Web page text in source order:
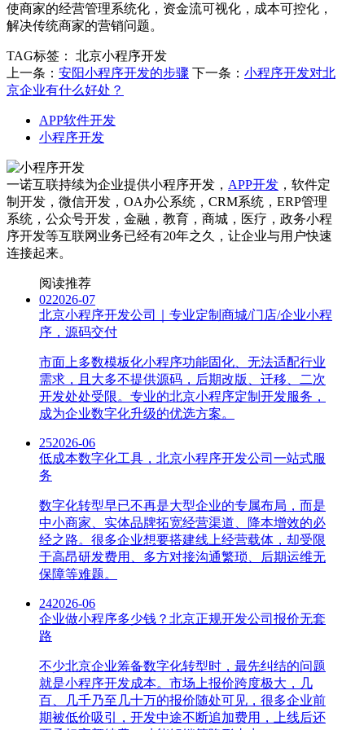
使商家的经营管理系统化，资金流可视化，成本可控化，
解决传统商家的营销问题。
TAG标签：
北京小程序开发
上一条： 安阳小程序开发的步骤 下一条： 小程序开发对北
京企业有什么好处？
APP软件开发
小程序开发
一诺互联持续为企业提供小程序开发， APP开发 ，软件定
制开发，微信开发，OA办公系统，CRM系统，ERP管理
系统，公众号开发，金融，教育，商城，医疗，政务小程
序开发等互联网业务已经有20年之久，让企业与用户快速
连接起来。
阅读推荐
022026-07
北京小程序开发公司｜专业定制商城/门店/企业小程
序，源码交付
市面上多数模板化小程序功能固化、无法适配行业
需求，且大多不提供源码，后期改版、迁移、二次
开发处处受限。专业的北京小程序定制开发服务，
成为企业数字化升级的优选方案。
252026-06
低成本数字化工具，北京小程序开发公司一站式服
务
数字化转型早已不再是大型企业的专属布局，而是
中小商家、实体品牌拓宽经营渠道、降本增效的必
经之路。很多企业想要搭建线上经营载体，却受限
于高昂研发费用、多方对接沟通繁琐、后期运维无
保障等难题。
242026-06
企业做小程序多少钱？北京正规开发公司报价无套
路
不少北京企业筹备数字化转型时，最先纠结的问题
就是小程序开发成本。市场上报价跨度极大，几
百、几千乃至几十万的报价随处可见，很多企业前
期被低价吸引，开发中途不断追加费用，上线后还